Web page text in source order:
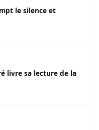
le silence et
livre sa lecture de la